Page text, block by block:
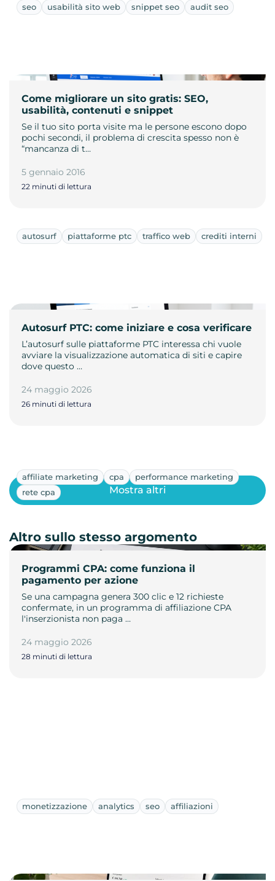
seo usabilità sito web snippet seo audit seo
Come migliorare un sito gratis: SEO,
usabilità, contenuti e snippet
Se il tuo sito porta visite ma le persone escono dopo
pochi secondi, il problema di crescita spesso non è
“mancanza di t…
5 gennaio 2016
22 minuti di lettura
autosurf piattaforme ptc traffico web crediti interni
Autosurf PTC: come iniziare e cosa verificare
L’autosurf sulle piattaforme PTC interessa chi vuole
avviare la visualizzazione automatica di siti e capire
dove questo …
24 maggio 2026
26 minuti di lettura
affiliate marketing cpa
performance marketing
rete cpa
Programmi CPA: come funziona il
pagamento per azione
Se una campagna genera 300 clic e 12 richieste
confermate, in un programma di affiliazione CPA
l'inserzionista non paga …
24 maggio 2026
28 minuti di lettura
Mostra altri
Altro sullo stesso argomento
monetizzazione analytics seo affiliazioni